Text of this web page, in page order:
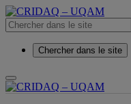
Chercher dans le site